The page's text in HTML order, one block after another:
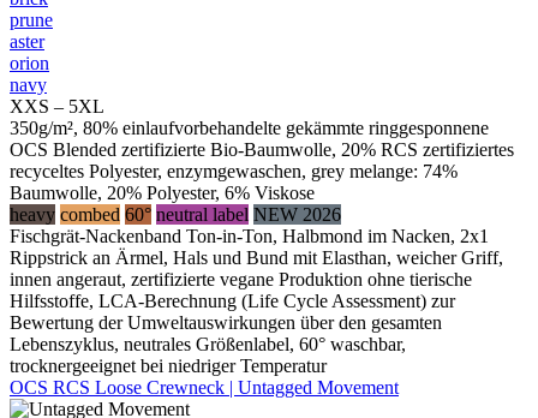
prune
aster
orion
navy
XXS – 5XL
350g/m², 80% einlaufvorbehandelte gekämmte ringgesponnene
OCS Blended zertifizierte Bio-Baumwolle, 20% RCS zertifiziertes
recyceltes Polyester, enzymgewaschen, grey melange: 74%
Baumwolle, 20% Polyester, 6% Viskose
heavy combed 60° neutral label NEW 2026
Fischgrät-Nackenband Ton-in-Ton, Halbmond im Nacken, 2x1
Rippstrick an Ärmel, Hals und Bund mit Elasthan, weicher Griff,
innen angeraut, zertifizierte vegane Produktion ohne tierische
Hilfsstoffe, LCA-Berechnung (Life Cycle Assessment) zur
Bewertung der Umweltauswirkungen über den gesamten
Lebenszyklus, neutrales Größenlabel, 60° waschbar,
trocknergeeignet bei niedriger Temperatur
OCS RCS Loose Crewneck | Untagged Movement